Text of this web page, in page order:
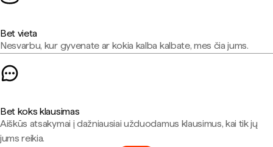
Bet vieta
Nesvarbu, kur gyvenate ar kokia kalba kalbate, mes čia jums.
Bet koks klausimas
Aiškūs atsakymai į dažniausiai užduodamus klausimus, kai tik jų
jums reikia.